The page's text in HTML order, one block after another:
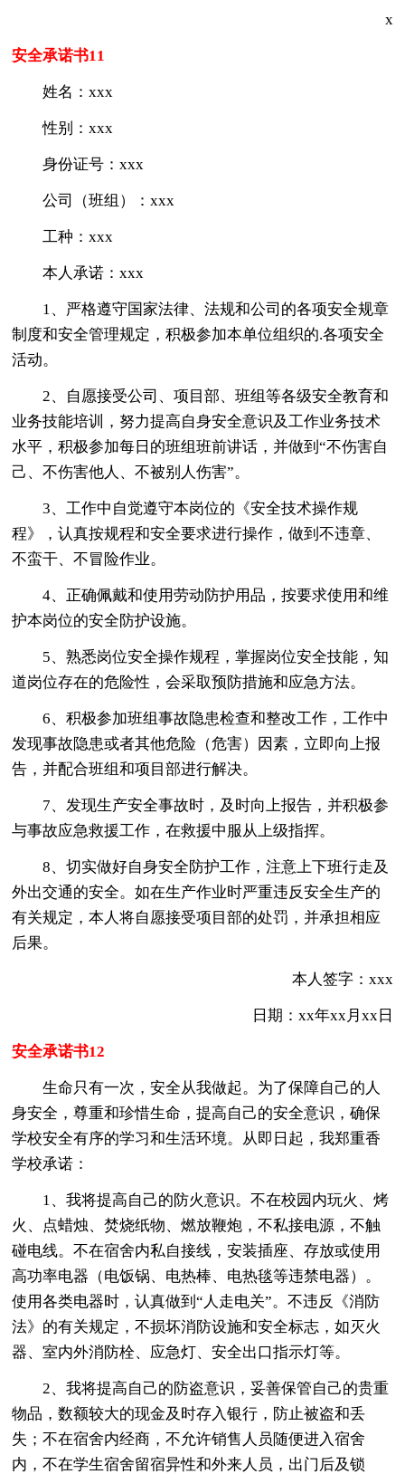
x
安全承诺书11
姓名：xxx
性别：xxx
身份证号：xxx
公司（班组）：xxx
工种：xxx
本人承诺：xxx
1、严格遵守国家法律、法规和公司的各项安全规章
制度和安全管理规定，积极参加本单位组织的.各项安全
活动。
2、自愿接受公司、项目部、班组等各级安全教育和
业务技能培训，努力提高自身安全意识及工作业务技术
水平，积极参加每日的班组班前讲话，并做到“不伤害自
己、不伤害他人、不被别人伤害”。
3、工作中自觉遵守本岗位的《安全技术操作规
程》，认真按规程和安全要求进行操作，做到不违章、
不蛮干、不冒险作业。
4、正确佩戴和使用劳动防护用品，按要求使用和维
护本岗位的安全防护设施。
5、熟悉岗位安全操作规程，掌握岗位安全技能，知
道岗位存在的危险性，会采取预防措施和应急方法。
6、积极参加班组事故隐患检查和整改工作，工作中
发现事故隐患或者其他危险（危害）因素，立即向上报
告，并配合班组和项目部进行解决。
7、发现生产安全事故时，及时向上报告，并积极参
与事故应急救援工作，在救援中服从上级指挥。
8、切实做好自身安全防护工作，注意上下班行走及
外出交通的安全。如在生产作业时严重违反安全生产的
有关规定，本人将自愿接受项目部的处罚，并承担相应
后果。
本人签字：xxx
日期：xx年xx月xx日
安全承诺书12
生命只有一次，安全从我做起。为了保障自己的人
身安全，尊重和珍惜生命，提高自己的安全意识，确保
学校安全有序的学习和生活环境。从即日起，我郑重香
学校承诺：
1、我将提高自己的防火意识。不在校园内玩火、烤
火、点蜡烛、焚烧纸物、燃放鞭炮，不私接电源，不触
碰电线。不在宿舍内私自接线，安装插座、存放或使用
高功率电器（电饭锅、电热棒、电热毯等违禁电器）。
使用各类电器时，认真做到“人走电关”。不违反《消防
法》的有关规定，不损坏消防设施和安全标志，如灭火
器、室内外消防栓、应急灯、安全出口指示灯等。
2、我将提高自己的防盗意识，妥善保管自己的贵重
物品，数额较大的现金及时存入银行，防止被盗和丢
失；不在宿舍内经商，不允许销售人员随便进入宿舍
内，不在学生宿舍留宿异性和外来人员，出门后及锁